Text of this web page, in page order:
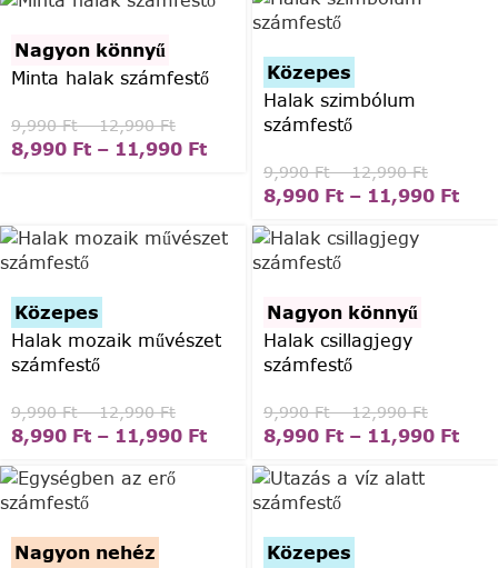
Nagyon könnyű
Minta halak számfestő
9,990Ft – 12,990Ft
8,990 Ft – 11,990 Ft
Közepes
Halak szimbólum
számfestő
9,990Ft – 12,990Ft
8,990 Ft – 11,990 Ft
Közepes
Halak mozaik művészet
számfestő
9,990Ft – 12,990Ft
8,990 Ft – 11,990 Ft
Nagyon könnyű
Halak csillagjegy
számfestő
9,990Ft – 12,990Ft
8,990 Ft – 11,990 Ft
Nagyon nehéz
Közepes